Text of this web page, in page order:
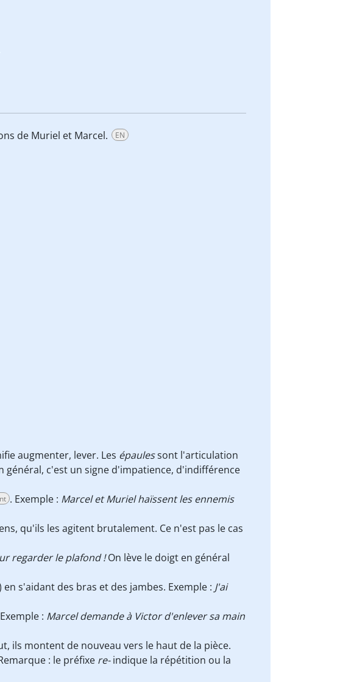
de Muriel et Marcel. EN
augmenter, lever. Les épaulessont l'articulation
général, c'est un signe d'impatience, d'indifférence
. Exemple : Marcel et Muriel haïssent les ennemis
qu'ils les agitent brutalement. Ce n'est pas le cas
regarder le plafond !On lève le doigt en général
s'aidant des bras et des jambes. Exemple : J'ai
: Marcel demande à Victor d'enlever sa main
ils montent de nouveau vers le haut de la pièce.
: le préfixe re-indique la répétition ou la